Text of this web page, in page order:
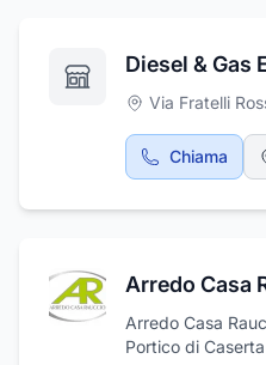
Via Fratelli
Chiama
Arredo Casa
Arredo Casa
Portico di